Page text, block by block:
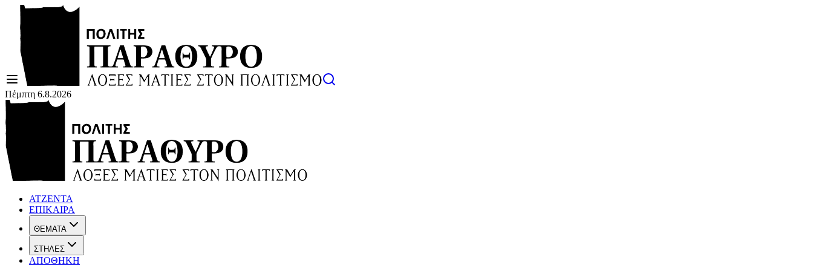
Πέμπτη 6.8.2026
ΑΤΖΕΝΤΑ
ΕΠΙΚΑΙΡΑ
ΘΕΜΑΤΑ
ΣΤΗΛΕΣ
ΑΠΟΘΗΚΗ